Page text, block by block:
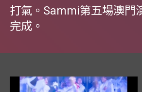
打氣。Sammi第五場澳門
完成。